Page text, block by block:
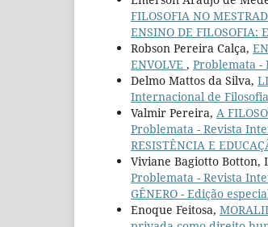
FILOSOFIA NO
ENSINO DE FILOSOFIA:
Robson Pereira Calça,
ENVOLVE , Problemata -
Delmo Mattos da Silva,
Internacional de
Valmir Pereira, A
Problemata - Revista
RESISTÊNCIA E
Viviane Bagiotto Botton,
Problemata - Revista
GÊNERO - Edição
Enoque Feitosa,